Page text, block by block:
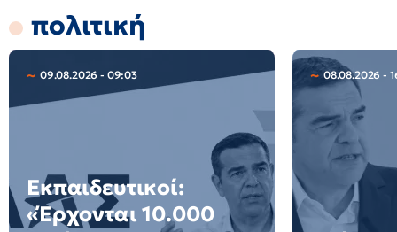
πολιτική
09.08.2026 - 09:03
Εκπαιδευτικοί:
«Έρχονται 10.000
08.08.2026 -